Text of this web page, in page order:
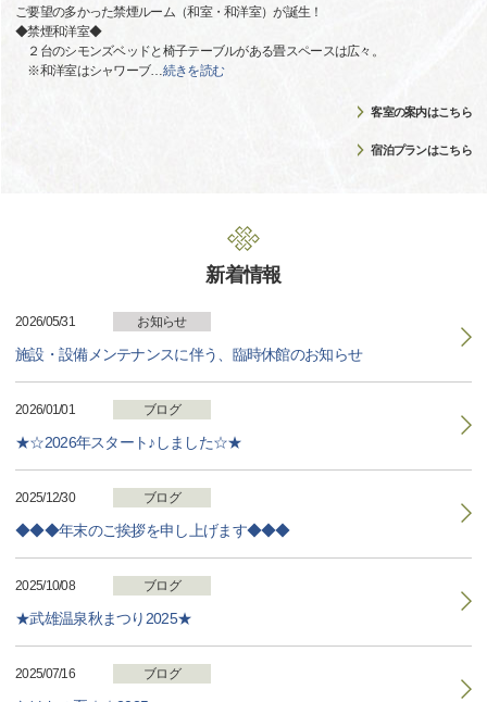
ご要望の多かった禁煙ルーム（和室・和洋室）が誕生！
◆禁煙和洋室◆
２台のシモンズベッドと椅子テーブルがある畳スペースは広々。
※和洋室はシャワーブ…続きを読む
客室の案内はこちら
宿泊プランはこちら
新着情報
2026/05/31 お知らせ
施設・設備メンテナンスに伴う、臨時休館のお知らせ
2026/01/01 ブログ
★☆2026年スタート♪しました☆★
2025/12/30 ブログ
◆◆◆年末のご挨拶を申し上げます◆◆◆
2025/10/08 ブログ
★武雄温泉秋まつり2025★
2025/07/16 ブログ